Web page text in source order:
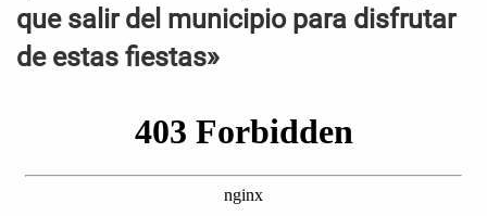
que salir del municipio para disfrutar
de estas fiestas»